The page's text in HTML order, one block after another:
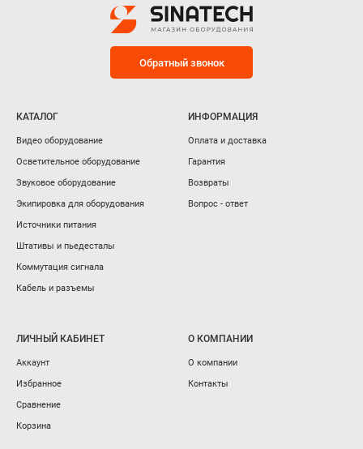
Обратный звонок
КАТАЛОГ
Видео оборудование
Осветительное оборудование
Звуковое оборудование
Экипировка для оборудования
Источники питания
Штативы и пьедесталы
Коммутация сигнала
Кабель и разъемы
ИНФОРМАЦИЯ
Оплата и доставка
Гарантия
Возвраты
Вопрос - ответ
ЛИЧНЫЙ КАБИНЕТ
Аккаунт
Избранное
Сравнение
Корзина
О КОМПАНИИ
О компании
Контакты